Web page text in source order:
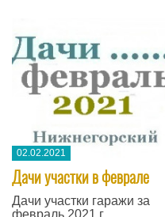
02.02.2021
Дачи участки в феврале
Дачи участки гаражи за
февраль 2021 г.